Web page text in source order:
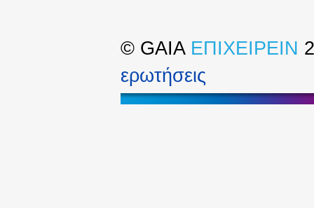
© GAIA ΕΠΙΧΕΙΡΕΙΝ
ερωτήσεις